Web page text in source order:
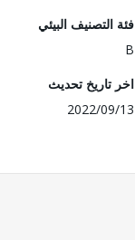
فئة التصنيف البيئي
B
اخر تاريخ تحديث
2022/09/13